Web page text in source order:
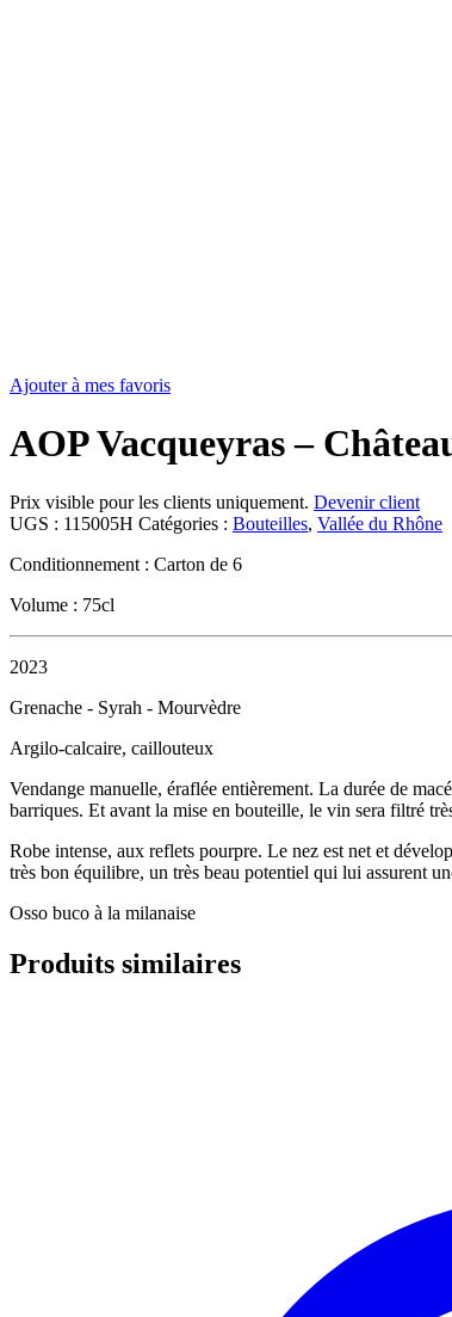
Ajouter à mes favoris
AOP Vacqueyras –
Prix visible pour les clients uniquement. Devenir client
UGS : 115005H Catégories : Bouteilles, Vallée du Rhône
Conditionnement : Carton de 6
Volume : 75cl
2023
Grenache - Syrah - Mourvèdre
Argilo-calcaire, caillouteux
Vendange manuelle, éraflée entièrement. La durée de
barriques. Et avant la mise en bouteille, le vin sera filtré
Robe intense, aux reflets pourpre. Le nez est net et
très bon équilibre, un très beau potentiel qui lui assurent
Osso buco à la milanaise
Produits similaires